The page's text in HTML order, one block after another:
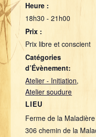
Heure :
18h30 - 21h00
Prix :
Prix libre et conscient
Catégories
d’Évènement:
Atelier - Initiation,
Atelier soudure
LIEU
Ferme de la Maladière
306 chemin de la